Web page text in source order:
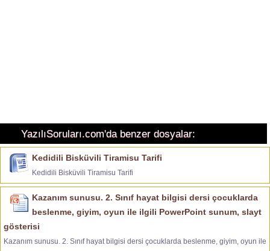
YazılıSoruları.com'da benzer dosyalar:
Kedidili Bisküvili Tiramisu Tarifi
Kedidili Bisküvili Tiramisu Tarifi
Kazanım sunusu. 2. Sınıf hayat bilgisi dersi çocuklarda
beslenme, giyim, oyun ile ilgili PowerPoint sunum, slayt
gösterisi
Kazanım sunusu. 2. Sınıf hayat bilgisi dersi çocuklarda beslenme, giyim, oyun ile